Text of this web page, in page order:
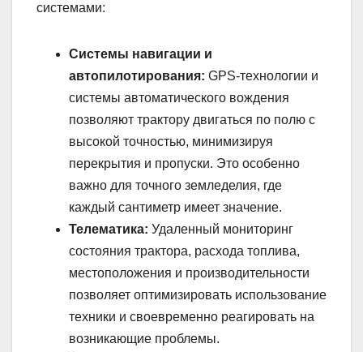
системами:
Системы навигации и
автопилотирования: GPS-технологии и
системы автоматического вождения
позволяют трактору двигаться по полю с
высокой точностью, минимизируя
перекрытия и пропуски. Это особенно
важно для точного земледелия, где
каждый сантиметр имеет значение.
Телематика: Удаленный мониторинг
состояния трактора, расхода топлива,
местоположения и производительности
позволяет оптимизировать использование
техники и своевременно реагировать на
возникающие проблемы.